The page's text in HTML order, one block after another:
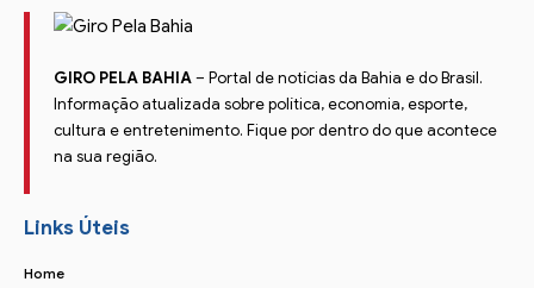
GIRO PELA BAHIA– Portal de notícias da Bahia e do Brasil.
Informação atualizada sobre política, economia, esporte,
cultura e entretenimento. Fique por dentro do que acontece
na sua região.
Links Úteis
Home